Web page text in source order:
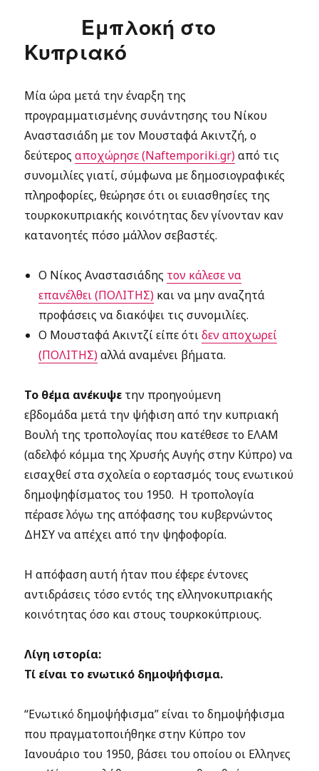
Εμπλοκή στο
Κυπριακό
Μία ώρα μετά την έναρξη της
προγραμματισμένης συνάντησης του Νίκου
Αναστασιάδη με τον Μουσταφά Ακιντζή, ο
δεύτεροςαποχώρησε (Naftemporiki.gr)από τις
συνομιλίες γιατί, σύμφωνα με δημοσιογραφικές
πληροφορίες, θεώρησε ότι οι ευιασθησίες της
τουρκοκυπριακής κοινότητας δεν γίνονταν καν
κατανοητές πόσο μάλλον σεβαστές.
Ο Νίκος Αναστασιάδης τον κάλεσε να
επανέλθει (ΠΟΛΙΤΗΣ) και να μην αναζητά
προφάσεις να διακόψει τις συνομιλίες.
Ο Μουσταφά Ακιντζί είπε ότιδεν αποχωρεί
(ΠΟΛΙΤΗΣ)αλλά αναμένει βήματα.
Το θέμα ανέκυψε την προηγούμενη
εβδομάδα μετά την ψήφιση από την κυπριακή
Βουλή της τροπολογίας που κατέθεσε το ΕΛΑΜ
(αδελφό κόμμα της Χρυσής Αυγής στην Κύπρο) να
εισαχθεί στα σχολεία ο εορτασμός τους ενωτικού
δημοψηφίσματος του 1950. Η τροπολογία
πέρασε λόγω της απόφασης του κυβερνώντος
ΔΗΣΥ να απέχει από την ψηφοφορία.
Η απόφαση αυτή ήταν που έφερε έντονες
αντιδράσεις τόσο εντός της ελληνοκυπριακής
κοινότητας όσο και στους τουρκοκύπριους.
Λίγη ιστορία:
Τί είναι το ενωτικό δημοψήφισμα.
“Ενωτικό δημοψήφισμα” είναι το δημοψήφισμα
που πραγματοποιήθηκε στην Κύπρο τον
Ιανουάριο του 1950, βάσει του οποίου οι Ελληνες